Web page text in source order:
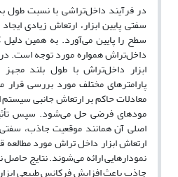
در فرآیند داخل‌تراشی با نسبت طول
سفتی پایین ابزار، ارتعاش زیادی
سطح را پایین می‌آورد. به همین
داخل‌تراش همواره مورد توجه است.
ابزار داخل‌تراش با طول بلند
پارامترهای مختلف مورد بررسی قرار
معادلات حاکم بر ارتعاش جانبی
مودهای فرضی حل می‌شود. سپس
اصلی آن همانند موقعیت جاذب،
ارتعاش ابزار داخل تراش مورد
نمودارهایی ارائه می‌شوند. نتایج